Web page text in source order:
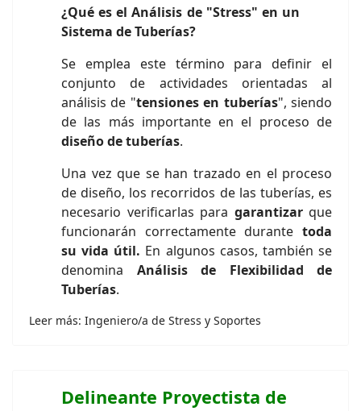
¿Qué es el Análisis de "Stress" en un
Sistema de Tuberías?
Se emplea este término para definir el
conjunto de actividades orientadas al
análisis de "tensiones en tuberías", siendo
de las más importante en el proceso de
diseño de tuberías.
Una vez que se han trazado en el proceso
de diseño, los recorridos de las tuberías, es
necesario verificarlas para garantizarque
funcionarán correctamente durante toda
su vida útil. En algunos casos, también se
denomina Análisis de Flexibilidad de
Tuberías.
Leer más: Ingeniero/a de Stress y Soportes
Delineante Proyectista de